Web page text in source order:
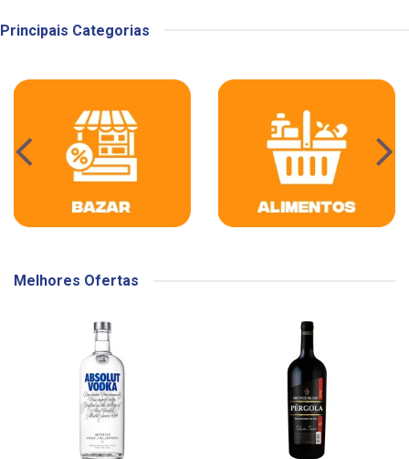
Principais Categorias
Melhores Ofertas